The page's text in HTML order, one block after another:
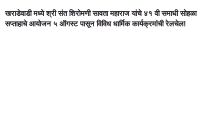
खराडेवाडी मध्ये श्री संत शिरोमणी सावता महाराज यांचे ४१ वी समाधी सोहळा
सप्ताहाचे आयोजन ५ ऑगस्ट पासून विविध धार्मिक कार्यक्रमांची रेलचेल!